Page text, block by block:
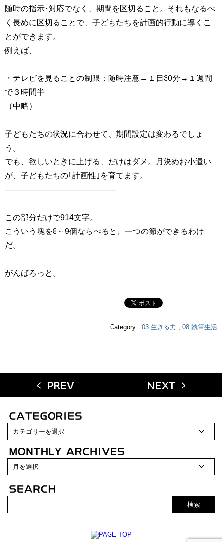
随時の指示･対応でなく、期間を区切ること。それもなるべ
く長めに区切ることで、子どもたちを計画的行動に導くこ
とができます。
例えば、
・テレビを見ることの制限：随時注意→１日30分→１週間
で３時間半
（中略）
子どもたちの状況に合わせて、期間設定は変わるでしょ
う。
でも、欲しいときに上げる、だけはダメ。月決めお小遣い
が、子どもたちの｢計画性｣を育てます。
——————————————
この部分だけで914文字。
こういう塊を8～9個ならべると、一つの節ができるわけ
だ。
がんばろっと。
Category : 03 生きる力 , 08 執筆生活
検索